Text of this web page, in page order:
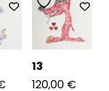
13
120,00 €